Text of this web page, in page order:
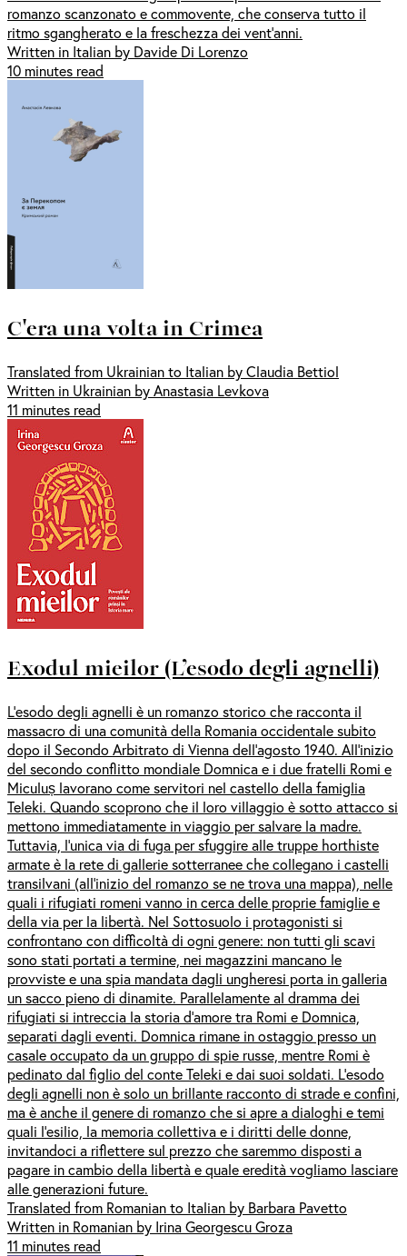
romanzo scanzonato e commovente, che conserva tutto il
ritmo sgangherato e la freschezza dei vent’anni.
Written in Italian by Davide Di Lorenzo
10 minutes read
C'era una volta in Crimea
Translated from Ukrainian to Italian by Claudia Bettiol
Written in Ukrainian by Anastasia Levkova
11 minutes read
Exodul mieilor (L’esodo degli agnelli)
L’esodo degli agnelli è un romanzo storico che racconta il
massacro di una comunità della Romania occidentale subito
dopo il Secondo Arbitrato di Vienna dell’agosto 1940. All’inizio
del secondo conflitto mondiale Domnica e i due fratelli Romi e
Miculuș lavorano come servitori nel castello della famiglia
Teleki. Quando scoprono che il loro villaggio è sotto attacco si
mettono immediatamente in viaggio per salvare la madre.
Tuttavia, l’unica via di fuga per sfuggire alle truppe horthiste
armate è la rete di gallerie sotterranee che collegano i castelli
transilvani (all’inizio del romanzo se ne trova una mappa), nelle
quali i rifugiati romeni vanno in cerca delle proprie famiglie e
della via per la libertà. Nel Sottosuolo i protagonisti si
confrontano con difficoltà di ogni genere: non tutti gli scavi
sono stati portati a termine, nei magazzini mancano le
provviste e una spia mandata dagli ungheresi porta in galleria
un sacco pieno di dinamite. Parallelamente al dramma dei
rifugiati si intreccia la storia d’amore tra Romi e Domnica,
separati dagli eventi. Domnica rimane in ostaggio presso un
casale occupato da un gruppo di spie russe, mentre Romi è
pedinato dal figlio del conte Teleki e dai suoi soldati. L’esodo
degli agnelli non è solo un brillante racconto di strade e confini,
ma è anche il genere di romanzo che si apre a dialoghi e temi
quali l’esilio, la memoria collettiva e i diritti delle donne,
invitandoci a riflettere sul prezzo che saremmo disposti a
pagare in cambio della libertà e quale eredità vogliamo lasciare
alle generazioni future.
Translated from Romanian to Italian by Barbara Pavetto
Written in Romanian by Irina Georgescu Groza
11 minutes read